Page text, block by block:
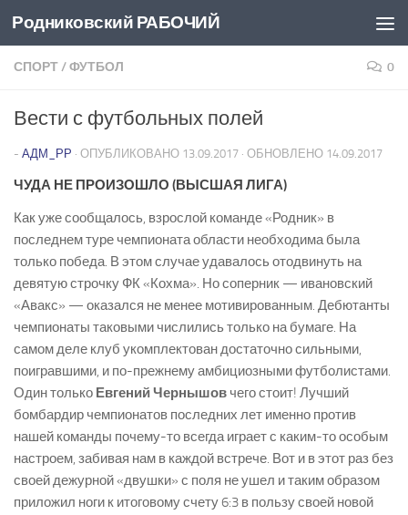
Перейти к содержимому
Родниковский РАБОЧИЙ
СПОРТ/ФУТБОЛ 0
Вести с футбольных полей
- АДМ_РР · ОПУБЛИКОВАНО 13.09.2017 · ОБНОВЛЕНО 14.09.2017
ЧУДА НЕ ПРОИЗОШЛО (ВЫСШАЯ ЛИГА)
Как уже сообщалось, взрослой команде «Родник» в
последнем туре чемпионата области необходима была
только победа. В этом случае удавалось отодвинуть на
девятую строчку ФК «Кохма». Но соперник — ивановский
«Авакс» — оказался не менее мотивированным. Дебютанты
чемпионаты таковыми числились только на бумаге. На
самом деле клуб укомплектован достаточно сильными,
поигравшими, и по-прежнему амбициозными футболистами.
Один только Евгений Чернышов чего стоит! Лучший
бомбардир чемпионатов последних лет именно против
нашей команды почему-то всегда играет с каким-то особым
настроем, забивая нам в каждой встрече. Вот и в этот раз без
своей дежурной «двушки» с поля не ушел и таким образом
приложил ноги к итоговому счету 6:3 в пользу своей новой